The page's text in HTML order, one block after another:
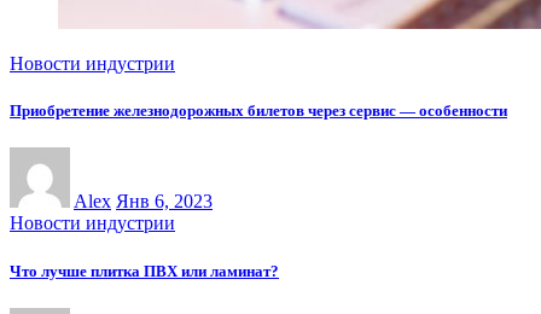
Новости индустрии
Приобретение железнодорожных билетов через сервис — особенности
Alex Янв 6, 2023
Новости индустрии
Что лучше плитка ПВХ или ламинат?